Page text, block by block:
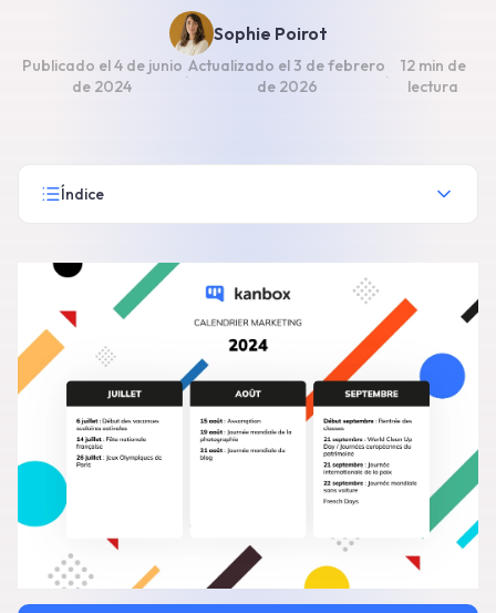
Sophie Poirot
Publicado el4 de junio
de 2024
·
Actualizado el 3 de febrero
de 2026
·
12 min de
lectura
Índice